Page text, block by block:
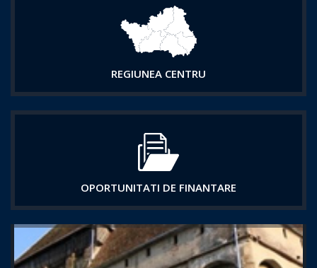
REGIUNEA CENTRU
OPORTUNITATI DE FINANTARE